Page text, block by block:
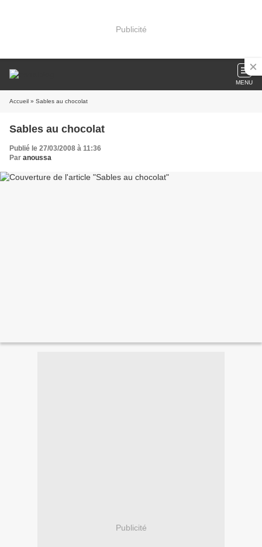
Publicité
MENU
Accueil » Sables au chocolat
Sables au chocolat
Publié le 27/03/2008 à 11:36
Par anoussa
Publicité